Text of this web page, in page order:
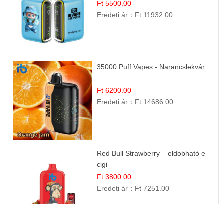
Ft 5500.00
Eredeti ár： Ft 11932.00
35000 Puff Vapes - Narancslekvár
Ft 6200.00
Eredeti ár： Ft 14686.00
Red Bull Strawberry – eldobható e
cigi
Ft 3800.00
Eredeti ár： Ft 7251.00